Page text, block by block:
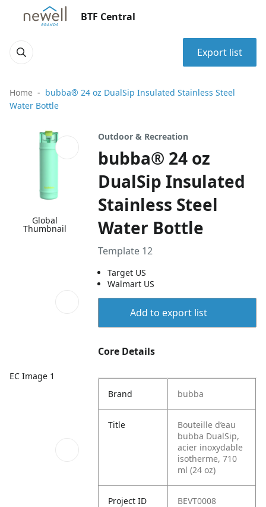
BTF Central
Export list
Home
bubba® 24 oz DualSip Insulated Stainless Steel
Water Bottle
Global
Thumbnail
EC Image 1
Outdoor & Recreation
bubba® 24 oz
DualSip Insulated
Stainless Steel
Water Bottle
Template 12
Target US
Walmart US
Add to export list
Core Details
Brand bubba
Title
Bouteille d’eau
bubba DualSip,
acier inoxydable
isotherme, 710
ml (24 oz)
Project ID BEVT0008